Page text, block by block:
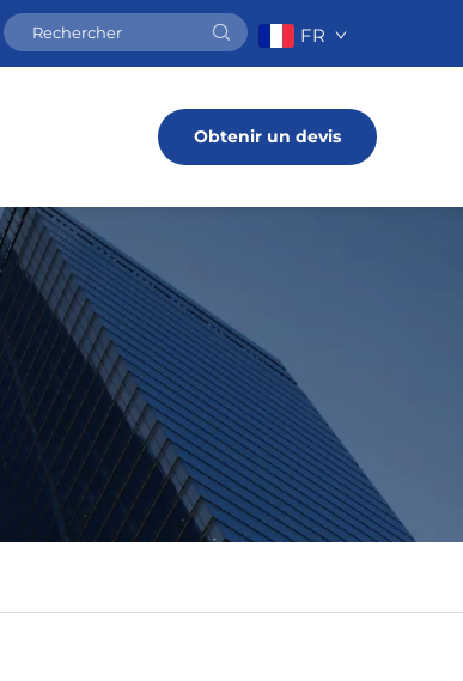
FR
Obtenir un devis